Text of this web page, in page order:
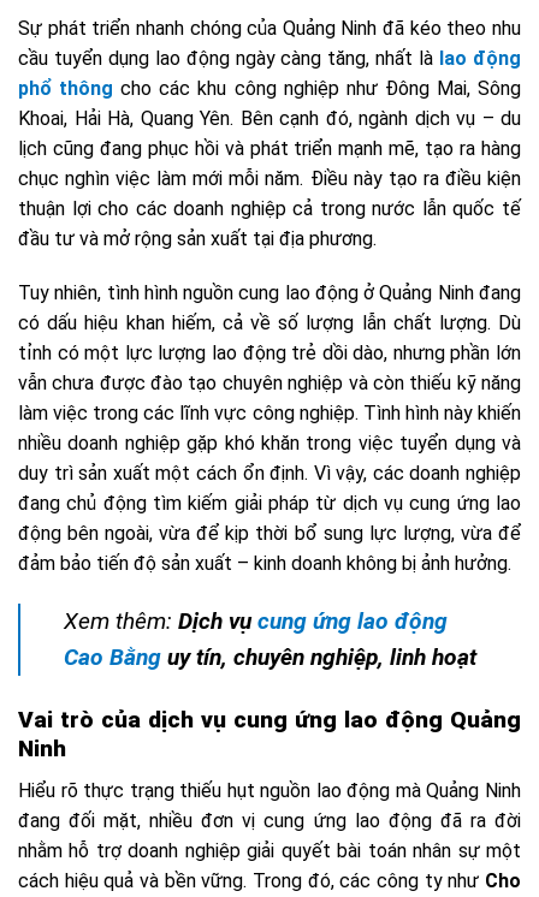
Sự phát triển nhanh chóng của Quảng Ninh đã kéo theo nhu
cầu tuyển dụng lao động ngày càng tăng, nhất là lao động
phổ thông cho các khu công nghiệp như Đông Mai, Sông
Khoai, Hải Hà, Quang Yên. Bên cạnh đó, ngành dịch vụ – du
lịch cũng đang phục hồi và phát triển mạnh mẽ, tạo ra hàng
chục nghìn việc làm mới mỗi năm. Điều này tạo ra điều kiện
thuận lợi cho các doanh nghiệp cả trong nước lẫn quốc tế
đầu tư và mở rộng sản xuất tại địa phương.
Tuy nhiên, tình hình nguồn cung lao động ở Quảng Ninh đang
có dấu hiệu khan hiếm, cả về số lượng lẫn chất lượng. Dù
tỉnh có một lực lượng lao động trẻ dồi dào, nhưng phần lớn
vẫn chưa được đào tạo chuyên nghiệp và còn thiếu kỹ năng
làm việc trong các lĩnh vực công nghiệp. Tình hình này khiến
nhiều doanh nghiệp gặp khó khăn trong việc tuyển dụng và
duy trì sản xuất một cách ổn định. Vì vậy, các doanh nghiệp
đang chủ động tìm kiếm giải pháp từ dịch vụ cung ứng lao
động bên ngoài, vừa để kịp thời bổ sung lực lượng, vừa để
đảm bảo tiến độ sản xuất – kinh doanh không bị ảnh hưởng.
Xem thêm: Dịch vụcung ứng lao động
Cao Bằng uy tín, chuyên nghiệp, linh hoạt
Vai trò của dịch vụ cung ứng lao động Quảng
Ninh
Hiểu rõ thực trạng thiếu hụt nguồn lao động mà Quảng Ninh
đang đối mặt, nhiều đơn vị cung ứng lao động đã ra đời
nhằm hỗ trợ doanh nghiệp giải quyết bài toán nhân sự một
cách hiệu quả và bền vững. Trong đó, các công ty như Cho